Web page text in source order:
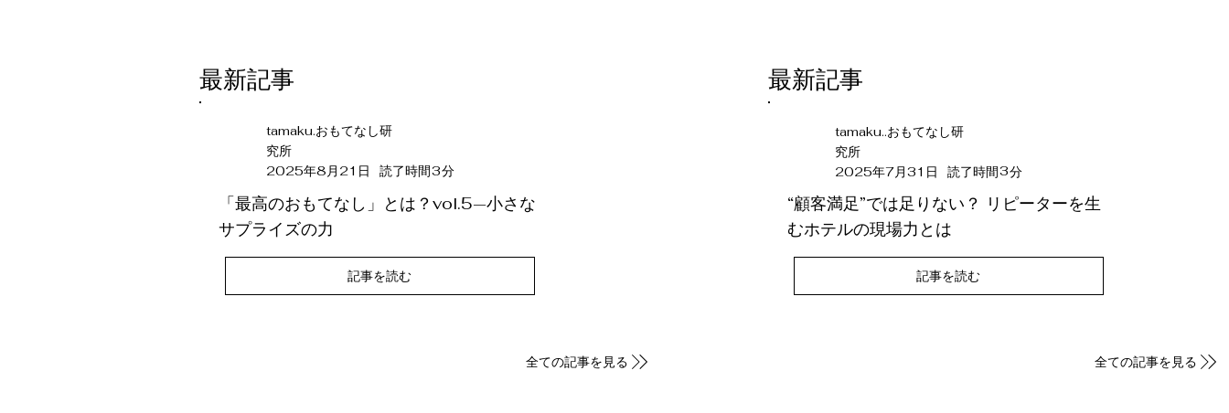
​最新記事
tamaku.おもてなし研
究所
2025年8月21日
読了時間3分
「最高のおもてなし」とは？vol.5—小さな
サプライズの力
記事を読む
全ての記事を見る
​最新記事
tamaku..おもてなし研
究所
2025年7月31日
読了時間3分
“顧客満足”では足りない？ リピーターを生
むホテルの現場力とは
記事を読む
全ての記事を見る